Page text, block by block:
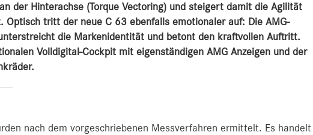
der Hinterachse (Torque Vectoring) und steigert damit die Agilität
Optisch tritt der neue C 63 ebenfalls emotionaler auf: Die AMG-
die Markenidentität und betont den kraftvollen Auftritt.
Volldigital-Cockpit mit eigenständigen AMG Anzeigen und der
nach dem vorgeschriebenen Messverfahren ermittelt. Es handelt